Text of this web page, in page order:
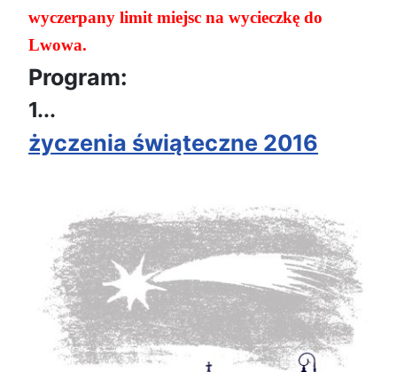
wyczerpany limit miejsc na wycieczkę do
Lwowa.
Program:
1...
życzenia świąteczne 2016